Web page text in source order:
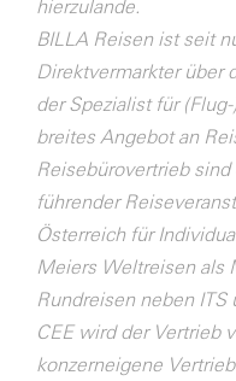
hierzulande.
BILLA Reisen ist seit
Direktvermarkter über
der Spezialist für
breites Angebot an
Reisebürovertrieb
führender
Österreich für
Meiers Weltreisen als
Rundreisen neben ITS
CEE wird der Vertrieb
konzerneigene